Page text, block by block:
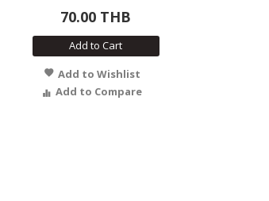
70.00 THB
Add to Cart
Add to Wishlist
Add to Compare